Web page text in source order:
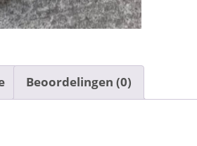
Beoordelingen (0)